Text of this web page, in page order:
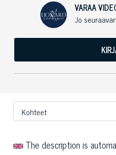
VARAA
Jo
The description is